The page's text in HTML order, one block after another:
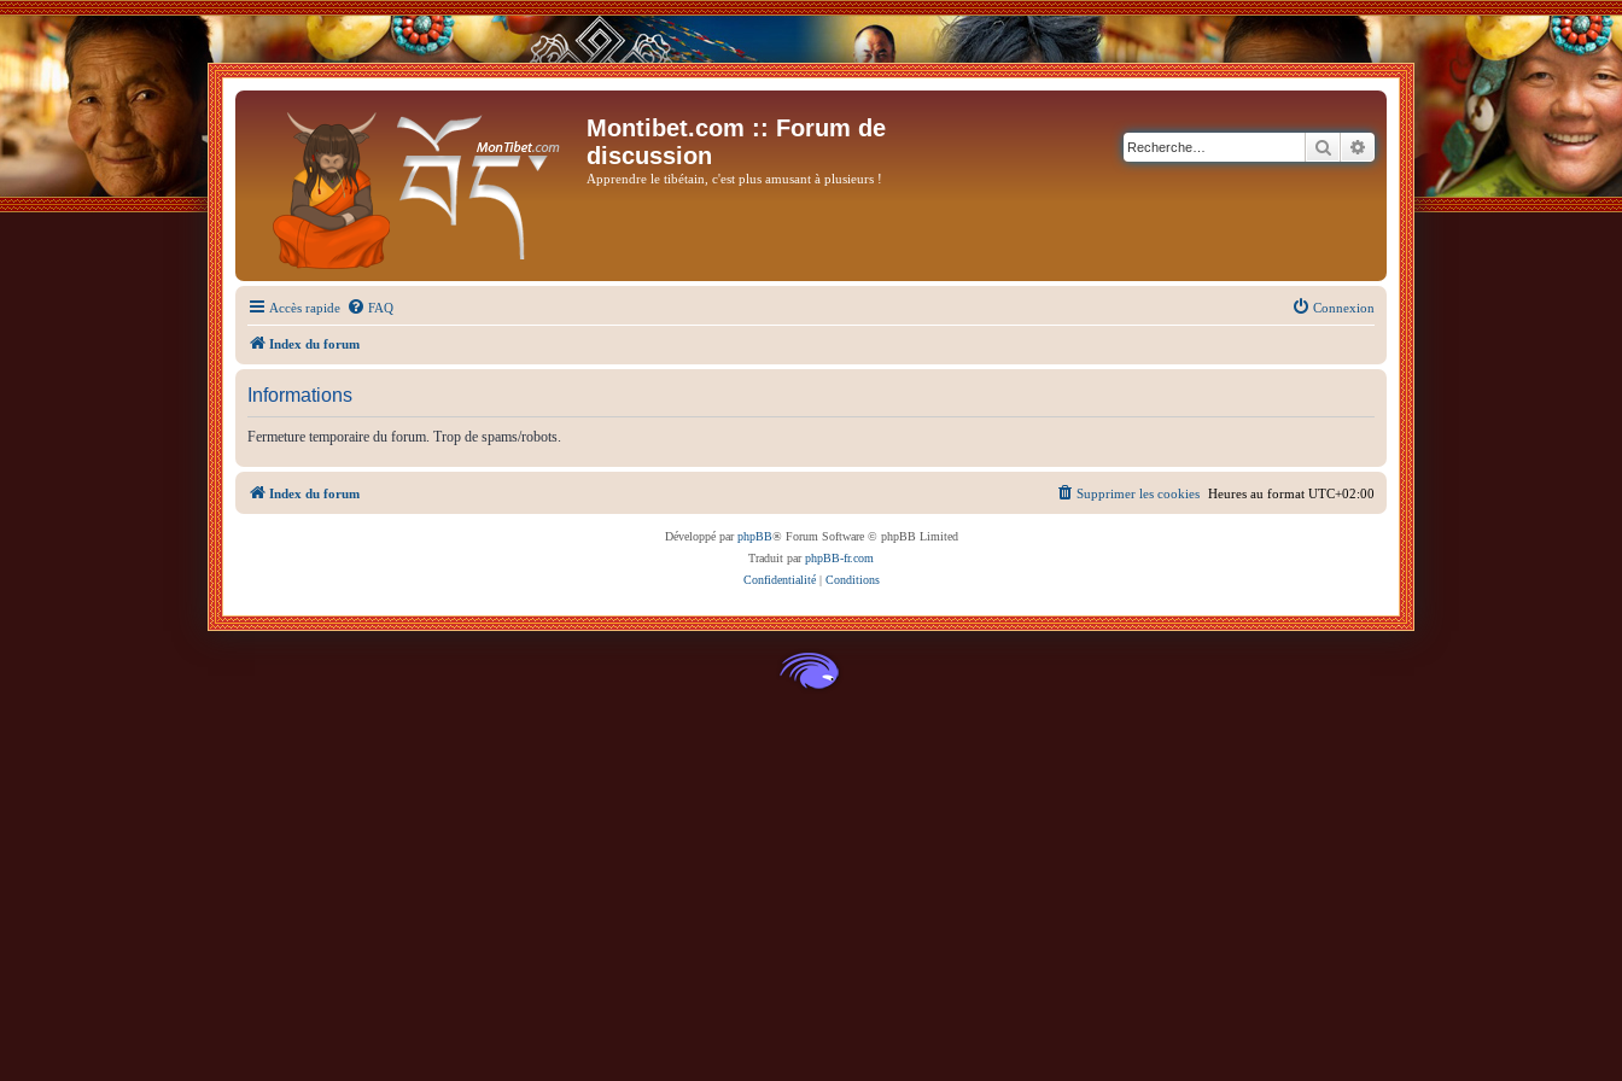
Montibet.com :: Forum de
discussion
Apprendre le tibétain, c'est plus amusant à plusieurs !
RechercherRecherche avancée
Accès rapide FAQ Connexion
Index du forum
Informations
Fermeture temporaire du forum. Trop de spams/robots.
Index du forum Heures au format UTC+02:00
Supprimer les cookies
Développé parphpBB® Forum Software © phpBB Limited
Traduit parphpBB-fr.com
Confidentialité| Conditions